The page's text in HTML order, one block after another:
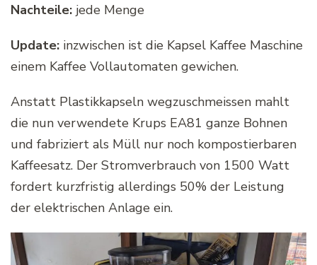
Nachteile: jede Menge
Update: inzwischen ist die Kapsel Kaffee Maschine
einem Kaffee Vollautomaten gewichen.
Anstatt Plastikkapseln wegzuschmeissen mahlt
die nun verwendete Krups EA81 ganze Bohnen
und fabriziert als Müll nur noch kompostierbaren
Kaffeesatz. Der Stromverbrauch von 1500 Watt
fordert kurzfristig allerdings 50% der Leistung
der elektrischen Anlage ein.